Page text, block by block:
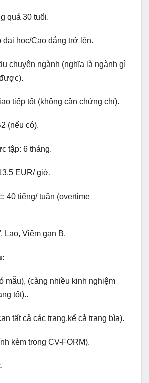
quá 30 tuổi.
học/Cao đẳng trở lên.
chuyên ngành (nghĩa là ngành gì
tiếp tốt (không cần chứng chỉ).
(nếu có).
tập: 6 tháng.
EUR/ giờ.
40 tiếng/ tuần (overtime
Lao, Viêm gan B.
mẫu), (càng nhiều kinh nghiệm
tốt)..
tất cả các trang,kể cả trang bìa).
kèm trong CV-FORM).